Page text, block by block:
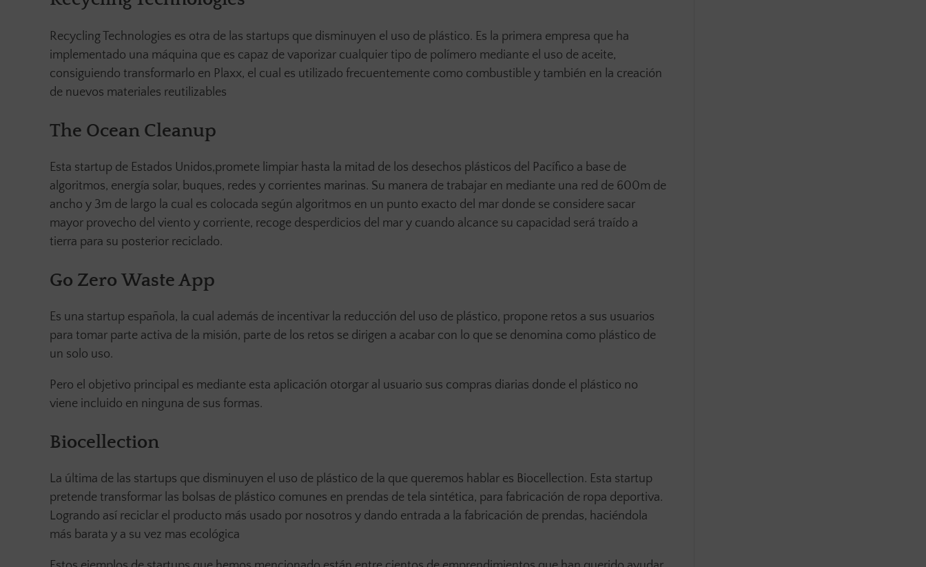
Recycling Technologies es otra de las startups que disminuyen el uso de plástico. Es la primera empresa que ha
implementado una máquina que es capaz de vaporizar cualquier tipo de polímero mediante el uso de aceite,
consiguiendo transformarlo en Plaxx, el cual es utilizado frecuentemente como combustible y también en la creación
de nuevos materiales reutilizables
The Ocean Cleanup
Esta startup de Estados Unidos,promete limpiar hasta la mitad de los desechos plásticos del Pacífico a base de
algoritmos, energía solar, buques, redes y corrientes marinas. Su manera de trabajar en mediante una red de 600m de
ancho y 3m de largo la cual es colocada según algoritmos en un punto exacto del mar donde se considere sacar
mayor provecho del viento y corriente, recoge desperdicios del mar y cuando alcance su capacidad será traído a
tierra para su posterior reciclado.
Go Zero Waste App
Es una startup española, la cual además de incentivar la reducción del uso de plástico, propone retos a sus usuarios
para tomar parte activa de la misión, parte de los retos se dirigen a acabar con lo que se denomina como plástico de
un solo uso.
Pero el objetivo principal es mediante esta aplicación otorgar al usuario sus compras diarias donde el plástico no
viene incluido en ninguna de sus formas.
Biocellection
La última de las startups que disminuyen el uso de plástico de la que queremos hablar es Biocellection. Esta startup
pretende transformar las bolsas de plástico comunes en prendas de tela sintética, para fabricación de ropa deportiva.
Logrando así reciclar el producto más usado por nosotros y dando entrada a la fabricación de prendas, haciéndola
más barata y a su vez mas ecológica